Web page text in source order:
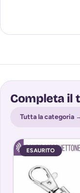
Completa il
Tutta la categoria
ESAURITO